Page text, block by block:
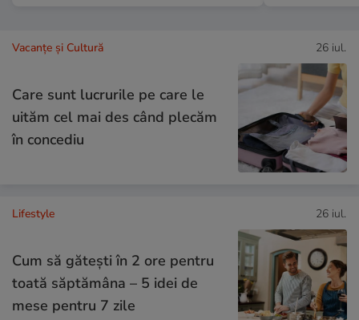
Vacanțe și Cultură 26 iul.
Care sunt lucrurile pe care le
uităm cel mai des când plecăm
în concediu
Lifestyle 26 iul.
Cum să gătești în 2 ore pentru
toată săptămâna – 5 idei de
mese pentru 7 zile